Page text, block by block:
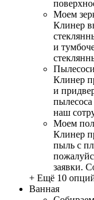
Моем
Клинер
и
Клинер
и
пылесоса
наш
Моем
Клинер
пыль с
заявки.
+ Ещё 10
Ванная